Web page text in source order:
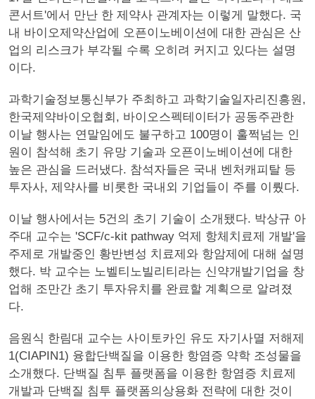
콘서트'에서 만난 한 제약사 관계자는 이렇게 말했다. 국
내 바이오제약산업에 오픈이노베이션에 대한 관심은 산
업의 리스크가 부각될 수록 오히려 커지고 있다는 설명
이다.
과학기술정보통신부가 주최하고 과학기술일자리진흥원,
한국제약바이오협회, 바이오스펙테이터가 공동주관한
이날 행사는 연말임에도 불구하고 100명이 훌쩍넘는 인
원이 참석해 초기 유망 기술과 오픈이노베이션에 대한
높은 관심을 드러냈다. 참석자들은 국내 벤처캐피탈 등
투자사, 제약사를 비롯한 국내외 기업들이 주를 이뤘다.
이날 행사에서는 5건의 초기 기술이 소개됐다. 박상규 아
주대 교수는 'SCF/c-kit pathway 억제 항체치료제 개발'을
주제로 개발중인 황반변성 치료제와 항암제에 대해 설명
했다. 박 교수는 노벨티노빌리티라는 신약개발기업을 창
업해 조만간 초기 투자유치를 완료할 계획으로 알려졌
다.
음원식 한림대 교수는 사이토카인 유도 자기사멸 저해제
1(CIAPIN1) 융합단백질을 이용한 항염증 약학 조성물을
소개했다. 단백질 침투 플랫폼을 이용한 항염증 치료제
개발과 단백질 침투 플랫폼의상용화 전략에 대한 것이